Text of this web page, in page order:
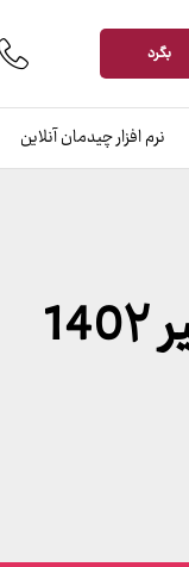
بگرد
نرم افزار چیدمان آنلاین